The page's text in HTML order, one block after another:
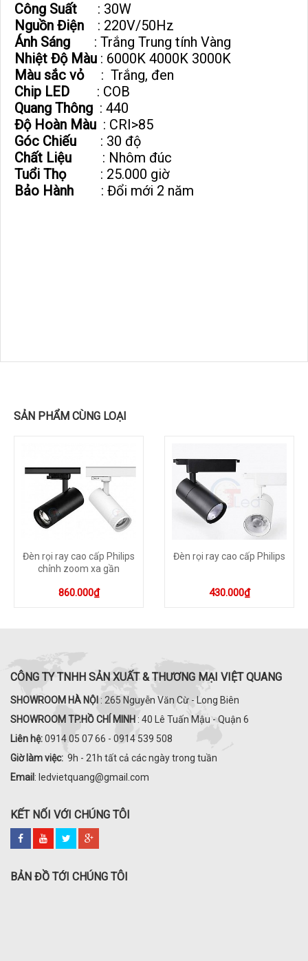
Công Suất
: 30W
Nguồn Điện : 220V/50Hz
Ánh Sáng : Trắng Trung tính Vàng
Nhiệt Độ Màu : 6000K 4000K 3000K
Màu sắc vỏ: Trắng, đen
Chip LED : COB
Quang Thông : 440
Độ Hoàn Màu : CRI>85
Góc Chiếu : 30 độ
Chất Liệu : Nhôm đúc
Tuổi Thọ: 25.000 giờ
Bảo Hành : Đổi mới 2 năm
SẢN PHẨM CÙNG LOẠI
Đèn rọi ray cao cấp Philips
chỉnh zoom xa gần
860.000₫
Đèn rọi ray cao cấp Philips
430.000₫
CÔNG TY TNHH SẢN XUẤT & THƯƠNG MẠI VIỆT QUANG
SHOWROOM HÀ NỘI : 265 Nguyễn Văn Cừ - Long Biên
SHOWROOM TP.HỒ CHÍ MINH : 40 Lê Tuấn Mậu - Quận 6
Liên hệ:0914 05 07 66 - 0914 539 508
Giờ làm việc: 9h - 21h tất cả các ngày trong tuần
Email : ledvietquang@gmail.com
KẾT NỐI VỚI CHÚNG TÔI
BẢN ĐỒ TỚI CHÚNG TÔI